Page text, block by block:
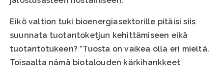
Eikö valtion tuki bioenergiasektorille pitäisi siis
suunnata tuotantoketjun kehittämiseen eikä
tuotantotukeen? ”Tuosta on vaikea olla eri mieltä.
Toisaalta nämä biotalouden kärkihankkeet